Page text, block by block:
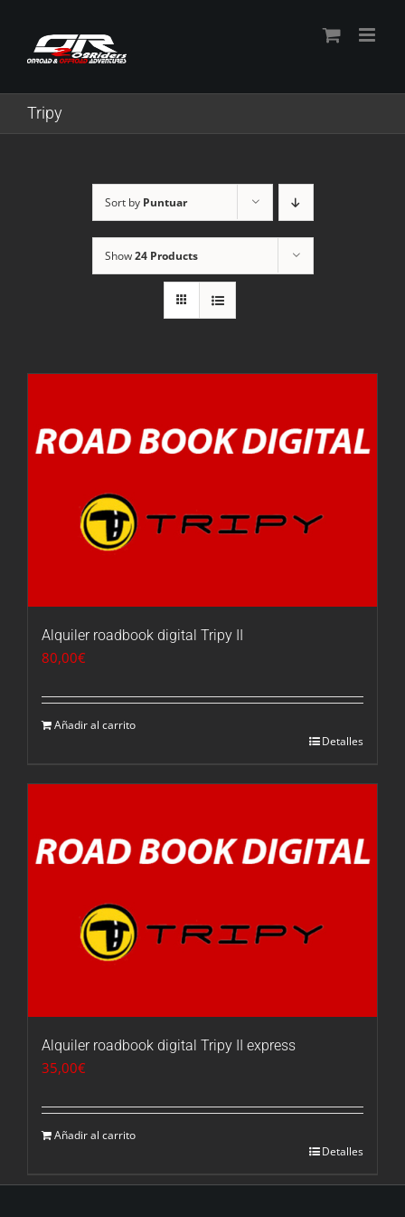
content
Tripy
Sort by Puntuar
Show24 Products
Alquiler roadbook digital Tripy II
80,00€
Añadir al carrito
Detalles
Alquiler roadbook digital Tripy II express
35,00€
Añadir al carrito
Detalles